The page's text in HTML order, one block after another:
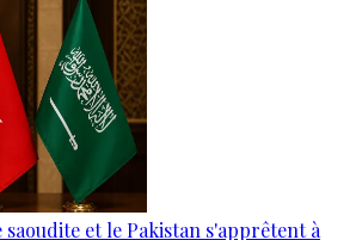
et le Pakistan s'apprêtent à